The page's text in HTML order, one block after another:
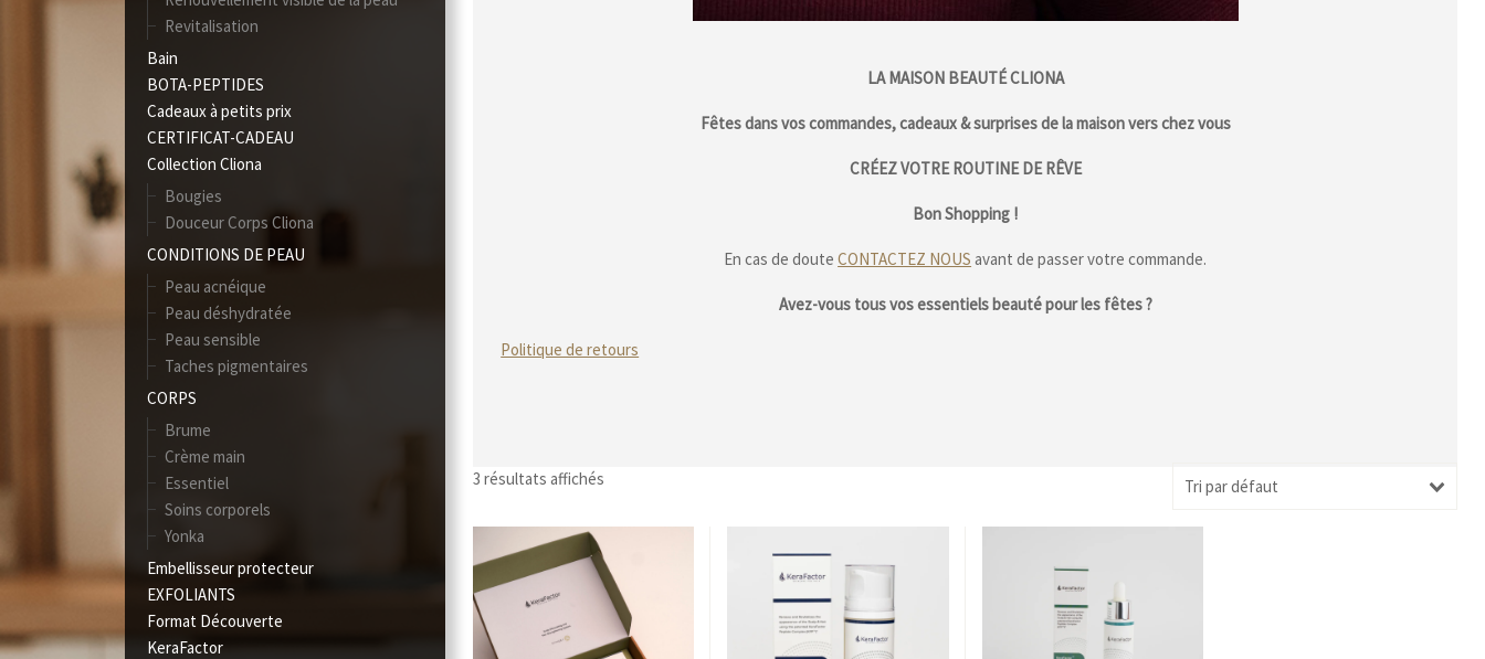
Revitalisation
Bain
BOTA-PEPTIDES
Cadeaux à petits prix
CERTIFICAT-CADEAU
Collection Cliona
Bougies
Douceur Corps Cliona
CONDITIONS DE PEAU
Peau acnéique
Peau déshydratée
Peau sensible
Taches pigmentaires
CORPS
Brume
Crème main
Essentiel
Soins corporels
Yonka
Embellisseur protecteur
EXFOLIANTS
Format Découverte
KeraFactor
LA MAISON BEAUTÉ CLIONA
Fêtes dans vos commandes, cadeaux & surprises de la maison vers chez vous
CRÉEZ VOTRE ROUTINE DE RÊVE
Bon Shopping !
En cas de douteCONTACTEZ NOUS avant de passer votre commande.
Avez-vous tous vos essentiels beauté pour les fêtes ?
Politique de retours
3 résultats affichés Tri par défaut